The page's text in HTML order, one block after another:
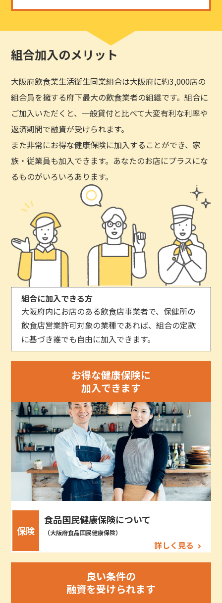
組合加入のメリット
大阪府飲食業生活衛生同業組合は大阪府に約3,000店の
組合員を擁する府下最大の飲食業者の組織です。組合に
ご加入いただくと、一般貸付と比べて大変有利な利率や
返済期間で融資が受けられます。
また非常にお得な健康保険に加入することができ、家
族・従業員も加入できます。あなたのお店にプラスにな
るものがいろいろあります。
組合に加入できる方
大阪府内にお店のある飲食店事業者で、保健所の
飲食店営業許可対象の業種であれば、組合の定款
に基づき誰でも自由に加入できます。
お得な健康保険に
加入できます
保険
食品国民健康保険について
（大阪府食品国民健康保険）
詳しく見る
良い条件の
融資を受けられます